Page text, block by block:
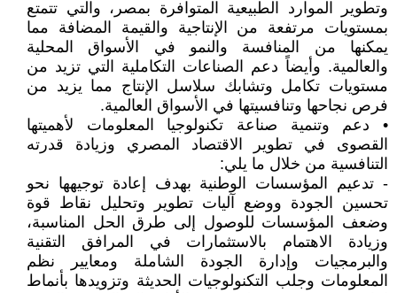
وتطوير الموارد الطبيعية المتوافرة بمصر، والتي تتمتع
بمستويات مرتفعة من الإنتاجية والقيمة المضافة مما
يمكنها من المنافسة والنمو في الأسواق المحلية
والعالمية. وأيضاً دعم الصناعات التكاملية التي تزيد من
مستويات تكامل وتشابك سلاسل الإنتاج مما يزيد من
فرص نجاحها وتنافسيتها في الأسواق العالمية.
• دعم وتنمية صناعة تكنولوجيا المعلومات لأهميتها
القصوى في تطوير الاقتصاد المصري وزيادة قدرته
التنافسية من خلال ما يلي:
- تدعيم المؤسسات الوطنية بهدف إعادة توجيهها نحو
تحسين الجودة ووضع آليات تطوير وتحليل نقاط قوة
وضعف المؤسسات للوصول إلى طرق الحل المناسبة،
وزيادة الاهتمام بالاستثمارات في المرافق التقنية
والبرمجيات وإدارة الجودة الشاملة ومعايير نظم
المعلومات وجلب التكنولوجيات الحديثة وتزويدها بأنماط